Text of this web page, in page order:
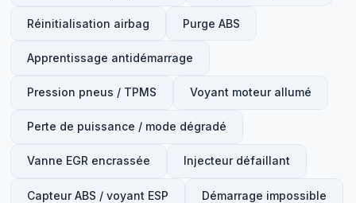
Réinitialisation airbag Purge ABS
Apprentissage antidémarrage
Pression pneus / TPMS Voyant moteur allumé
Perte de puissance / mode dégradé
Vanne EGR encrassée Injecteur défaillant
Capteur ABS / voyant ESP Démarrage impossible